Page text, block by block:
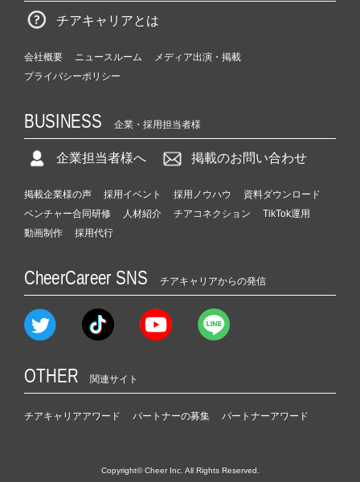
チアキャリアとは
会社概要 ニュースルーム
メディア出演・掲載
プライバシーポリシー
BUSINESS 企業・採用担当者様
企業担当者様へ 掲載のお問い合わせ
掲載企業様の声 採用イベント 採用ノウハウ
資料ダウンロード
ベンチャー合同研修
人材紹介 チアコネクション
TikTok運用
動画制作
採用代行
CheerCareer SNS チアキャリアからの発信
OTHER 関連サイト
チアキャリアアワード パートナーの募集 パートナーアワード
Copyright© Cheer Inc. All Rights Reserved.